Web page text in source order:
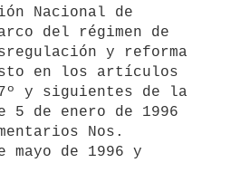
Nacional de
del régimen de
y reforma
en los artículos
y siguientes de la
5 de enero de 1996
Nos.
mayo de 1996 y